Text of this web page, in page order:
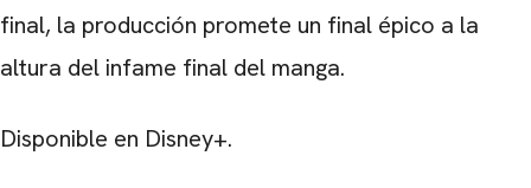
final, la producción promete un final épico a la
altura del infame final del manga.
Disponible en Disney+.